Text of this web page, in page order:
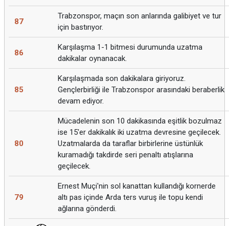
87
Trabzonspor, maçın son anlarında galibiyet ve tur
için bastırıyor.
86
Karşılaşma 1-1 bitmesi durumunda uzatma
dakikalar oynanacak.
85
Karşılaşmada son dakikalara giriyoruz.
Gençlerbirliği ile Trabzonspor arasındaki beraberlik
devam ediyor.
80
Mücadelenin son 10 dakikasında eşitlik bozulmaz
ise 15'er dakikalık iki uzatma devresine geçilecek.
Uzatmalarda da taraflar birbirlerine üstünlük
kuramadığı takdirde seri penaltı atışlarına
geçilecek.
79
Ernest Muçi'nin sol kanattan kullandığı kornerde
altı pas içinde Arda ters vuruş ile topu kendi
ağlarına gönderdi.